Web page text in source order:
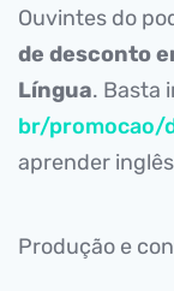
Ouvintes do
de desconto
Língua. Basta
br/promocao/
aprender
Produção e